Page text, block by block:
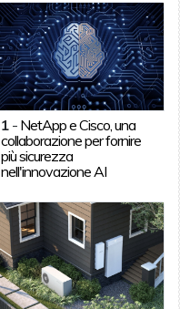
1 - NetApp e Cisco, una
collaborazione per fornire
più sicurezza
nell'innovazione AI